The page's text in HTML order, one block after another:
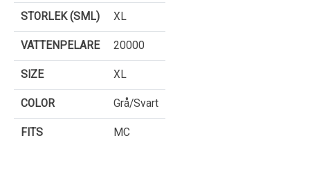
STORLEK (SML) XL
VATTENPELARE 20000
SIZE XL
COLOR Grå/Svart
FITS MC